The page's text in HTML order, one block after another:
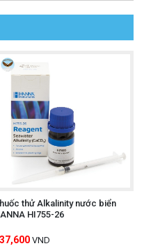
thử Alkalinity nước biển
HI755-26
VND